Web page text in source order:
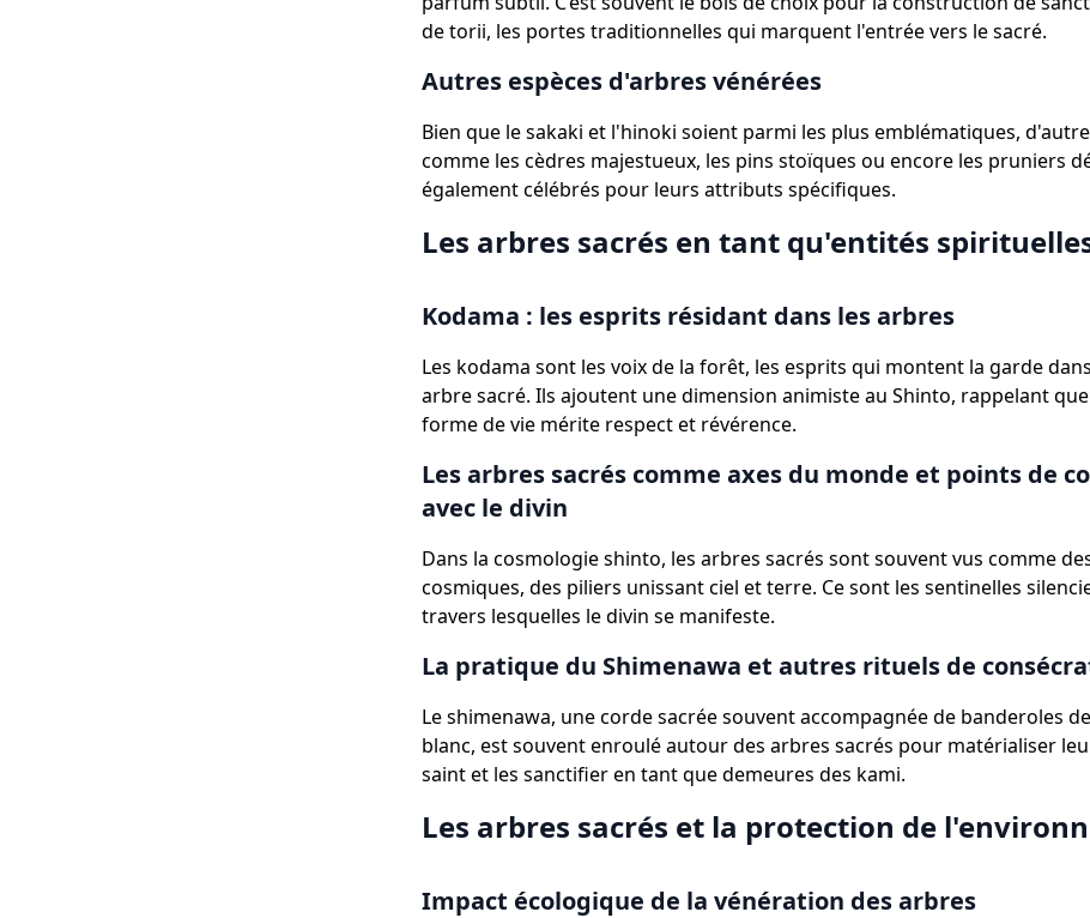
de torii, les portes traditionnelles qui marquent l'entrée vers le sacré.
Autres espèces d'arbres vénérées
Bien que le sakaki et l'hinoki soient parmi les plus emblématiques,
comme les cèdres majestueux, les pins stoïques ou encore les pruniers
également célébrés pour leurs attributs spécifiques.
Les arbres sacrés en tant qu'entités
Kodama : les esprits résidant dans les arbres
Les kodama sont les voix de la forêt, les esprits qui montent la garde
arbre sacré. Ils ajoutent une dimension animiste au Shinto, rappelant
forme de vie mérite respect et révérence.
Les arbres sacrés comme axes du monde et points de
avec le divin
Dans la cosmologie shinto, les arbres sacrés sont souvent vus comme
cosmiques, des piliers unissant ciel et terre. Ce sont les sentinelles
travers lesquelles le divin se manifeste.
La pratique du Shimenawa et autres rituels de
Le shimenawa, une corde sacrée souvent accompagnée de banderoles
blanc, est souvent enroulé autour des arbres sacrés pour matérialiser
saint et les sanctifier en tant que demeures des kami.
Les arbres sacrés et la protection de
Impact écologique de la vénération des arbres